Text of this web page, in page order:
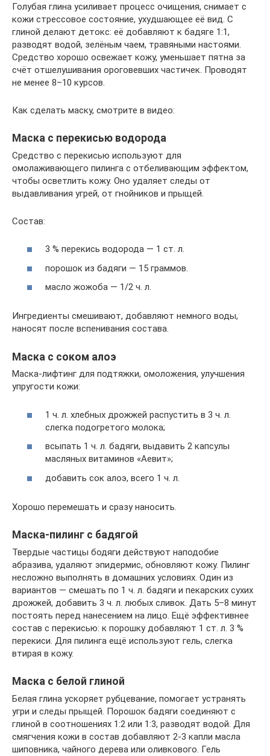
Голубая глина усиливает процесс очищения, снимает с
кожи стрессовое состояние, ухудшающее её вид. С
глиной делают детокс: её добавляют к бадяге 1:1,
разводят водой, зелёным чаем, травяными настоями.
Средство хорошо освежает кожу, уменьшает пятна за
счёт отшелушивания ороговевших частичек. Проводят
не менее 8–10 курсов.
Как сделать маску, смотрите в видео:
Маска с перекисью водорода
Средство с перекисью используют для
омолаживающего пилинга с отбеливающим эффектом,
чтобы осветлить кожу. Оно удаляет следы от
выдавливания угрей, от гнойников и прыщей.
Состав:
3 % перекись водорода — 1 ст. л.
порошок из бадяги — 15 граммов.
масло жожоба — 1/2 ч. л.
Ингредиенты смешивают, добавляют немного воды,
наносят после вспенивания состава.
Маска с соком алоэ
Маска-лифтинг для подтяжки, омоложения, улучшения
упругости кожи:
1 ч. л. хлебных дрожжей распустить в 3 ч. л.
слегка подогретого молока;
всыпать 1 ч. л. бадяги, выдавить 2 капсулы
масляных витаминов «Аевит»;
добавить сок алоэ, всего 1 ч. л.
Хорошо перемешать и сразу наносить.
Маска-пилинг с бадягой
Твердые частицы бодяги действуют наподобие
абразива, удаляют эпидермис, обновляют кожу. Пилинг
несложно выполнять в домашних условиях. Один из
вариантов — смешать по 1 ч. л. бадяги и пекарских сухих
дрожжей, добавить 3 ч. л. любых сливок. Дать 5–8 минут
постоять перед нанесением на лицо. Ещё эффективнее
состав с перекисью: к порошку добавляют 1 ст. л. 3 %
перекиси. Для пилинга ещё используют гель, слегка
втирая в кожу.
Маска с белой глиной
Белая глина ускоряет рубцевание, помогает устранять
угри и следы прыщей. Порошок бадяги соединяют с
глиной в соотношениях 1:2 или 1:3, разводят водой. Для
смягчения кожи в состав добавляют 2-3 капли масла
шиповника, чайного дерева или оливкового. Гель